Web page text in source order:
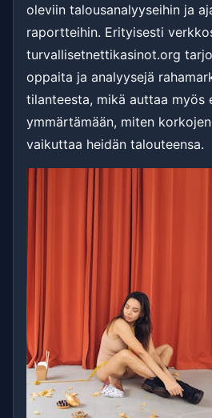
oleviin talousanalyyseihin ja
raportteihin. Erityisesti
turvallisetnettikasinot.org
oppaita ja analyysejä
tilanteesta, mikä auttaa myös
ymmärtämään, miten
vaikuttaa heidän talouteensa.